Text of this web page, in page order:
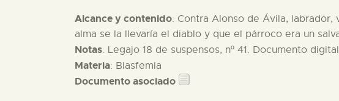
Alcance y contenido: Contra Alonso de Ávila, labrador,
alma se la llevaría el diablo y que el párroco era un
Notas: Legajo 18 de suspensos, nº 41. Documento
Materia: Blasfemia
Documento asociado